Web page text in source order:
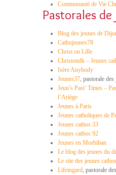
Communauté de Vie
Pastorales de
Blog des jeunes de
Cathojeunes78
Christ on Lille
Christondk – Jeunes
Isère Anybody
Jeunes37, pastorale
Jeun’s Past’ Times –
l’Ariège
Jeunes à Paris
Jeunes catholiques de
Jeunes cathos 33
Jeunes cathos 92
Jeunes en Morbihan
Le blog des jeunes du
Le site des jeunes
Lifeingard, pastorale